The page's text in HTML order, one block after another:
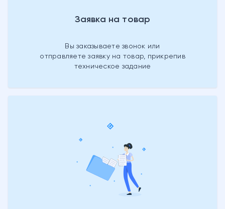
Заявка на товар
Вы заказываете звонок или
отправляете заявку на товар, прикрепив
техническое задание